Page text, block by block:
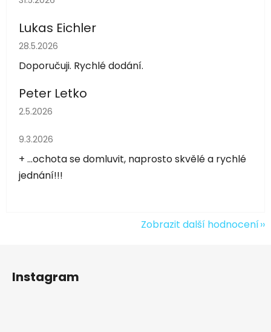
Lukas Eichler
Hodnocení obchodu je 5 z 5 hvězdiček.
28.5.2026
Doporučuji. Rychlé dodání.
Peter Letko
Hodnocení obchodu je 5 z 5 hvězdiček.
2.5.2026
Hodnocení obchodu je 5 z 5 hvězdiček.
9.3.2026
+ ...ochota se domluvit, naprosto skvělé a rychlé
jednání!!!
Zobrazit další hodnocení
Instagram